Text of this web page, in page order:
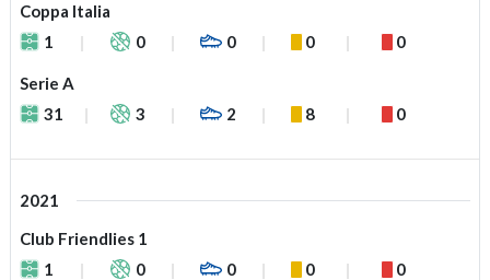
Coppa Italia
1
0 0 0 0
Serie A
31
3 2 8 0
2021
Club Friendlies 1
1
0 0 0 0